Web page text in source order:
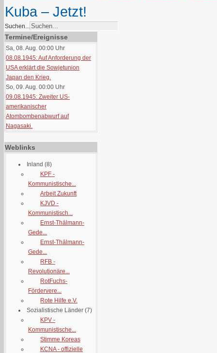
Kuba – Jetzt!
Suchen...
Termine/Ereignisse
Sa, 08. Aug. 00:00 Uhr
08.08.1945: Auf Anforderung der
USA erklärt die Sowjetunion
Japan den Krieg.
So, 09. Aug. 00:00 Uhr
09.08.1945: Zweiter US-
amerikanischer
Atombombenabwurf auf
Nagasaki.
Weblinks
Inland (8)
KPF -
Kommunistische...
Arbeit Zukunft
KJVD -
Kommunistisch...
Ernst-Thälmann-
Gede...
Ernst-Thälmann-
Gede...
RFB -
Revolutionäre...
RotFuchs-
Fördervere...
Rote Hilfe e.V.
Sozialistische Länder (7)
KPV -
Kommunistische...
Stimme Koreas
KCNA - offizielle